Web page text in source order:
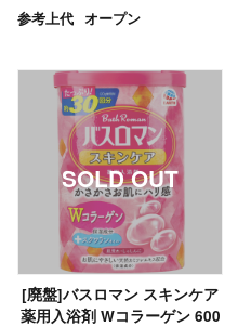
参考上代 オープン
[廃盤]バスロマン スキンケア
薬用入浴剤 Wコラーゲン 600